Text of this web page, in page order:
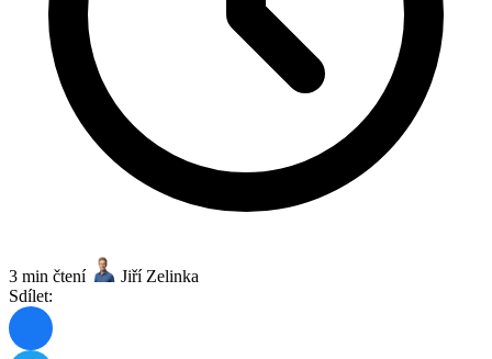
3 min čtení
Jiří Zelinka
Sdílet: